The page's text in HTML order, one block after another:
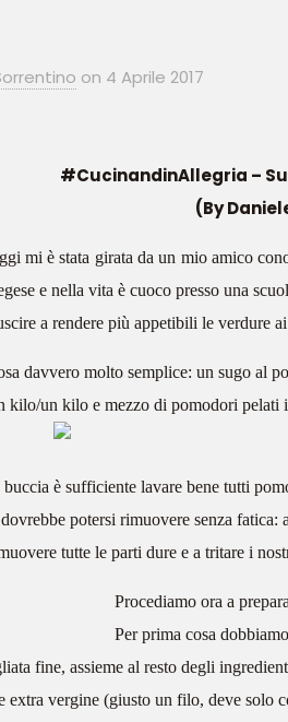
on 4 Aprile 2017
#CucinandinAllegria –
(By
mi è stata girata da un mio amico
e nella vita è cuoco presso una
a rendere più appetibili le verdure
davvero molto semplice: un sugo al
kilo/un kilo e mezzo di pomodori pelati
è sufficiente lavare bene tutti
potersi rimuovere senza fatica:
tutte le parti dure e a tritare i
Procediamo ora a
Per prima cosa
fine, assieme al resto degli
extra vergine (giusto un filo, deve solo